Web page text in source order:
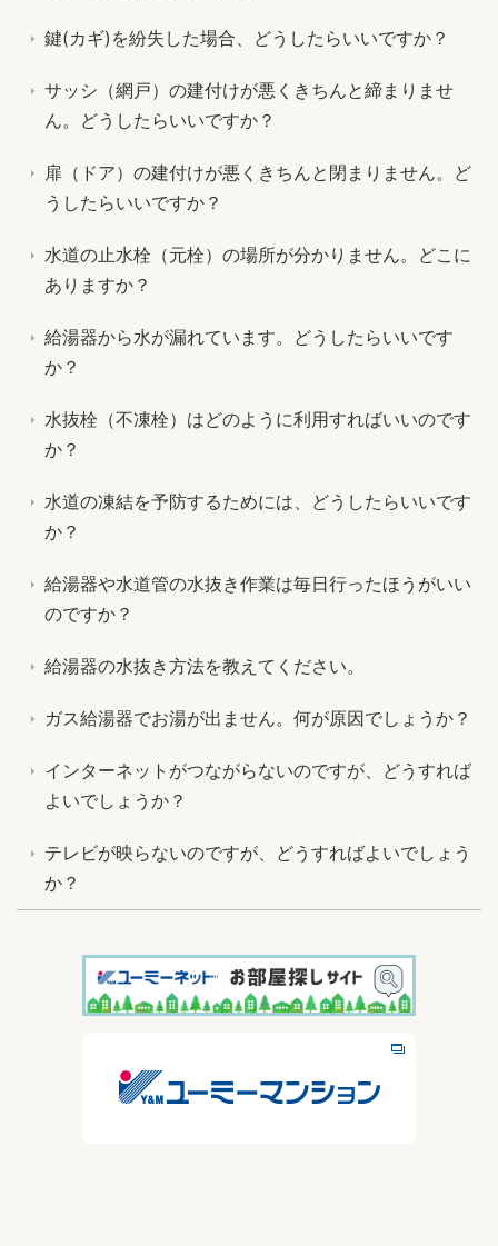
鍵(カギ)を紛失した場合、どうしたらいいですか？
サッシ（網戸）の建付けが悪くきちんと締まりませ
ん。どうしたらいいですか？
扉（ドア）の建付けが悪くきちんと閉まりません。ど
うしたらいいですか？
水道の止水栓（元栓）の場所が分かりません。どこに
ありますか？
給湯器から水が漏れています。どうしたらいいです
か？
水抜栓（不凍栓）はどのように利用すればいいのです
か？
水道の凍結を予防するためには、どうしたらいいです
か？
給湯器や水道管の水抜き作業は毎日行ったほうがいい
のですか？
給湯器の水抜き方法を教えてください。
ガス給湯器でお湯が出ません。何が原因でしょうか？
インターネットがつながらないのですが、どうすれば
よいでしょうか？
テレビが映らないのですが、どうすればよいでしょう
か？